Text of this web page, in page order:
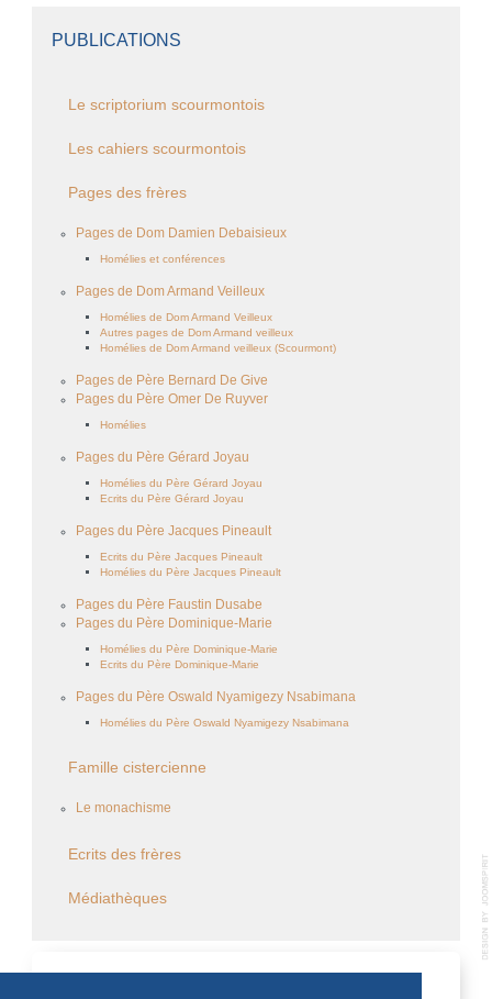
PUBLICATIONS
Le scriptorium scourmontois
Les cahiers scourmontois
Pages des frères
Pages de Dom Damien Debaisieux
Homélies et conférences
Pages de Dom Armand Veilleux
Homélies de Dom Armand Veilleux
Autres pages de Dom Armand veilleux
Homélies de Dom Armand veilleux (Scourmont)
Pages de Père Bernard De Give
Pages du Père Omer De Ruyver
Homélies
Pages du Père Gérard Joyau
Homélies du Père Gérard Joyau
Ecrits du Père Gérard Joyau
Pages du Père Jacques Pineault
Ecrits du Père Jacques Pineault
Homélies du Père Jacques Pineault
Pages du Père Faustin Dusabe
Pages du Père Dominique-Marie
Homélies du Père Dominique-Marie
Ecrits du Père Dominique-Marie
Pages du Père Oswald Nyamigezy Nsabimana
Homélies du Père Oswald Nyamigezy Nsabimana
Famille cistercienne
Le monachisme
Ecrits des frères
Médiathèques